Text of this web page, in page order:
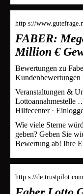
http s://
FABER:
Million €
Bewertungen zu
Kundenbewertungen
Veranstaltungen &
Lottoannahmestelle
Hilfecenter ·
Wie viele Sterne
geben? Geben Sie
Bewertung ab! Ihre
http s://